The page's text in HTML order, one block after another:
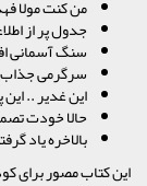
من کنت مولا
جدول پر از
سنگ آسمانی
سرگرمی جذاب
این غدیر ..
حالا خودت
بالاخره یاد
این کتاب مصور برای